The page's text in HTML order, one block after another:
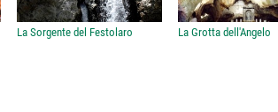
La Sorgente del Festolaro La Grotta dell'Angelo